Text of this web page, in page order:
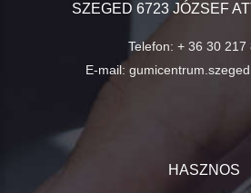
SZEGED 6723 JÓZSEF
Telefon: + 36 30 217
E-mail:
HASZNOS